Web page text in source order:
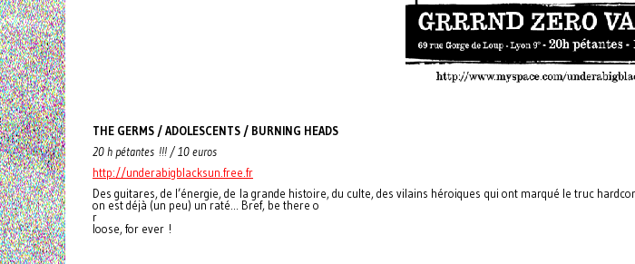
THE GERMS / ADOLESCENTS / BURNING HEADS
20 h pétantes !!! / 10 euros
http://underabigblacksun.free.fr
Des guitares, de l’énergie, de la grande histoire, du culte, des vilains héroiques qui ont marqué le truc
on est déjà (un peu) un raté... Bref, be there o
r
loose, for ever !